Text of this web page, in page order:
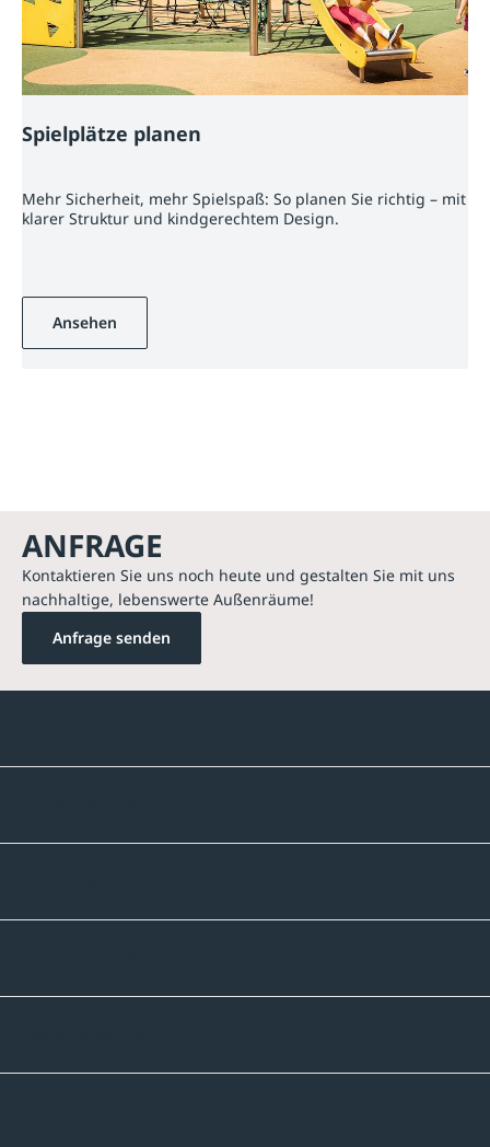
Spielplätze planen
Mehr Sicherheit, mehr Spielspaß: So planen Sie richtig – mit
klarer Struktur und kindgerechtem Design.
Ansehen
ANFRAGE
Kontaktieren Sie uns noch heute und gestalten Sie mit uns
nachhaltige, lebenswerte Außenräume!
Anfrage senden